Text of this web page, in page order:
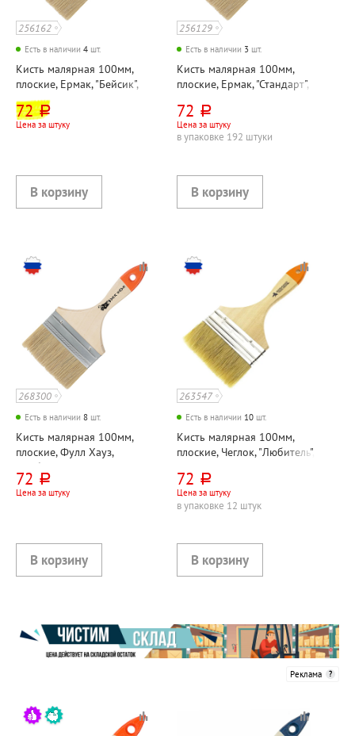
256162
Есть в наличии 4 шт.
Кисть малярная 100мм,
плоские, Ермак, "Бейсик",
щетина натуральная,
материал ручки дерево
72 руб.
Цена за штуку
256129
Есть в наличии 3 шт.
Кисть малярная 100мм,
плоские, Ермак, "Стандарт",
материал ручки дерево
72 руб.
Цена за штуку
в упаковке 192 штуки
268300
Есть в наличии 8 шт.
Кисть малярная 100мм,
плоские, Фулл Хауз,
"Любитель", щетина
натуральная, материал
ручки дерево
72 руб.
Цена за штуку
263547
Есть в наличии 10 шт.
Кисть малярная 100мм,
плоские, Чеглок, "Любитель",
материал ручки дерево
72 руб.
Цена за штуку
в упаковке 12 штук
Реклама